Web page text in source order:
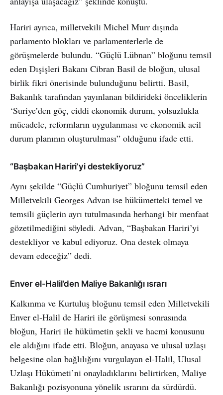
Hariri ayrıca, milletvekili Michel Murr dışında
parlamento blokları ve parlamenterlerle de
görüşmelerde bulundu. “Güçlü Lübnan” bloğunu temsil
eden Dışişleri Bakanı Cibran Basil de bloğun, ulusal
birlik fikri önerisinde bulunduğunu belirtti. Basil,
Bakanlık tarafından yayınlanan bildirideki önceliklerin
‘Suriye’den göç, ciddi ekonomik durum, yolsuzlukla
mücadele, reformların uygulanması ve ekonomik acil
durum planının oluşturulması” olduğunu ifade etti.
“Başbakan Hariri’yi destekliyoruz”
Aynı şekilde “Güçlü Cumhuriyet” bloğunu temsil eden
Milletvekili Georges Advan ise hükümetteki temel ve
temsili güçlerin ayrı tutulmasında herhangi bir menfaat
gözetilmediğini söyledi. Advan, “Başbakan Hariri’yi
destekliyor ve kabul ediyoruz. Ona destek olmaya
devam edeceğiz” dedi.
Enver el-Halil’den Maliye Bakanlığı ısrarı
Kalkınma ve Kurtuluş bloğunu temsil eden Milletvekili
Enver el-Halil de Hariri ile görüşmesi sonrasında
bloğun, Hariri ile hükümetin şekli ve hacmi konusunu
ele aldığını ifade etti. Bloğun, anayasa ve ulusal uzlaşı
belgesine olan bağlılığını vurgulayan el-Halil, Ulusal
Uzlaşı Hükümeti’ni onayladıklarını belirtirken, Maliye
Bakanlığı pozisyonuna yönelik ısrarını da sürdürdü.